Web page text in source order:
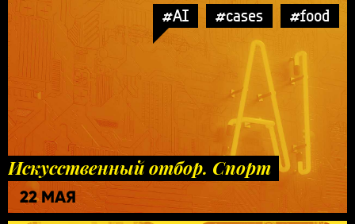
#AI #cases #food
Искусственный отбор. Спорт
22 МАЯ